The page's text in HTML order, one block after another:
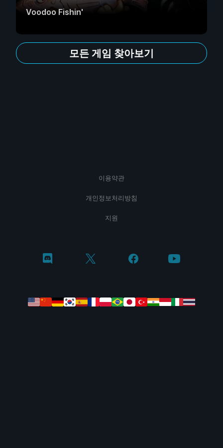
Voodoo Fishin'
모든 게임 찾아보기
이용약관
개인정보처리방침
지원